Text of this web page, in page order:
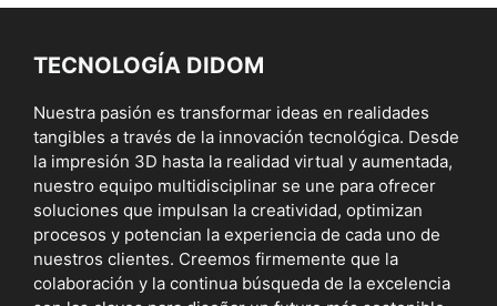
TECNOLOGÍA DIDOM
Nuestra pasión es transformar ideas en realidades
tangibles a través de la innovación tecnológica. Desde
la impresión 3D hasta la realidad virtual y aumentada,
nuestro equipo multidisciplinar se une para ofrecer
soluciones que impulsan la creatividad, optimizan
procesos y potencian la experiencia de cada uno de
nuestros clientes. Creemos firmemente que la
colaboración y la continua búsqueda de la excelencia